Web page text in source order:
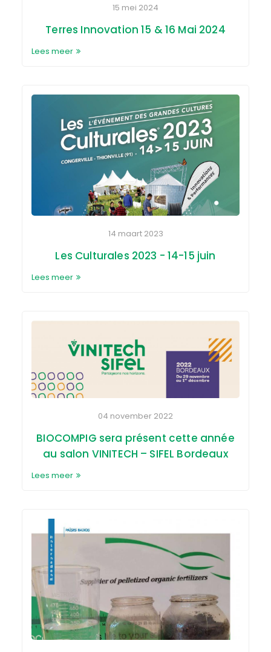
15 mei 2024
Terres Innovation 15 & 16 Mai 2024
Lees meer
14 maart 2023
Les Culturales 2023 - 14-15 juin
Lees meer
04 november 2022
BIOCOMPIG sera présent cette année
au salon VINITECH – SIFEL Bordeaux
Lees meer